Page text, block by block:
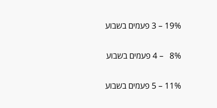
19% – 3 פעמים בשבוע
8% – 4 פעמים בשבוע
11% – 5 פעמים בשבוע